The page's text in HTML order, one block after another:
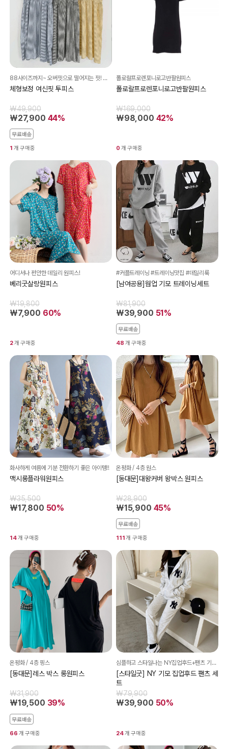
88사이즈까지~ 오버핏으로 떨어지는 핏! 데일리로 입게될 상하세트!
체형보정 여신핏 투피스
₩49,900
₩27,900 44%
무료배송
1 개 구매중
폴로랄프로렌포니로고반팔원피스
폴로랄프로렌포니로고반팔원피스
₩169,000
₩98,000 42%
0 개 구매중
어디서나 편안한 데일리 원피스!
베리굿살랑원피스
₩19,800
₩7,900 60%
2개 구매중
#커플트레이닝 #트레이닝맛집 #데일리룩
[남여공용]웜업 기모 트레이닝세트
₩81,900
₩39,900 51%
무료배송
48 개 구매중
화사하게 여름에 기분 전환하기 좋은 아이템!!
맥시롱플라워원피스
₩35,500
₩17,800 50%
14개 구매중
온평화 / 4층 원스
[동대문]대왕커버 왕박스 원피스
₩28,900
₩15,900 45%
무료배송
111 개 구매중
온평화 / 4층 핑스
[동대문]레스 박스 롱원피스
₩31,900
₩19,500 39%
무료배송
66 개 구매중
심플하고 스타일나는 NY집업후드+팬츠 기모 세트~ 활용도 만점! 착한가격으로 만나보세요~
[스타일굿] NY 기모 집업후드 팬츠 세
트
₩79,900
₩39,900 50%
24개 구매중